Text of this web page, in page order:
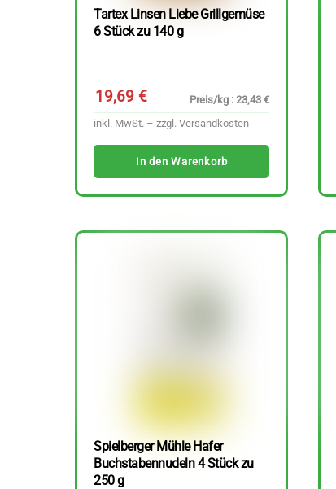
Tartex Linsen Liebe Grillgemüse
6 Stück zu 140 g
19,69€
Preis/kg : 23,43 €
inkl. MwSt. – zzgl. Versandkosten
In den Warenkorb
Spielberger Mühle Hafer
Buchstabennudeln 4 Stück zu
250 g